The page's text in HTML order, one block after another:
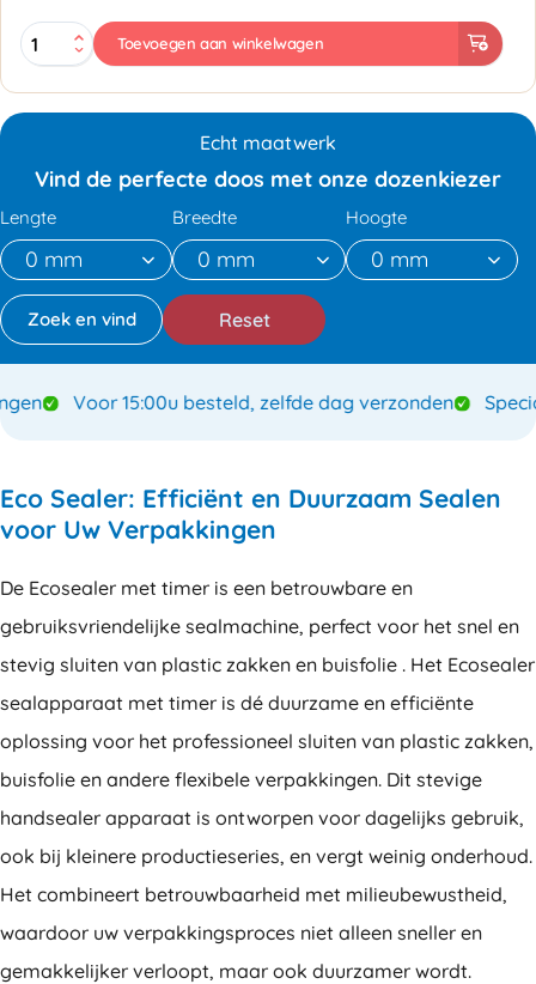
Sealapparaat
Ecosealer
ES-
Toevoegen aan winkelwagen
Echt maatwerk
Vind de perfecte doos met onze dozenkiezer
Lengte Breedte Hoogte
Reset
Hoogwaardige verpakkingen Voor 15:00u besteld,
Eco Sealer: Efficiënt en Duurzaam Sealen
voor Uw Verpakkingen
De Ecosealer met timer is een betrouwbare en
gebruiksvriendelijke sealmachine, perfect voor het snel en
stevig sluiten van plastic zakken en buisfolie . Het Ecosealer
sealapparaat met timer is dé duurzame en efficiënte
oplossing voor het professioneel sluiten van plastic zakken,
buisfolie en andere flexibele verpakkingen. Dit stevige
handsealer apparaat is ontworpen voor dagelijks gebruik,
ook bij kleinere productieseries, en vergt weinig onderhoud.
Het combineert betrouwbaarheid met milieubewustheid,
waardoor uw verpakkingsproces niet alleen sneller en
gemakkelijker verloopt, maar ook duurzamer wordt.